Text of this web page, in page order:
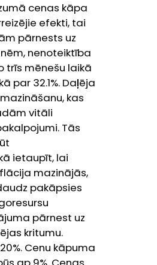
cenas kāpa
efekti, tai
pārnests uz
nenoteiktība
trīs mēnešu laikā
par 32.1%. Daļēja
kas
vitāli
Tās
ietaupīt, lai
mazinājās,
pakāpsies
pārnest uz
kritumu.
Cenu kāpuma